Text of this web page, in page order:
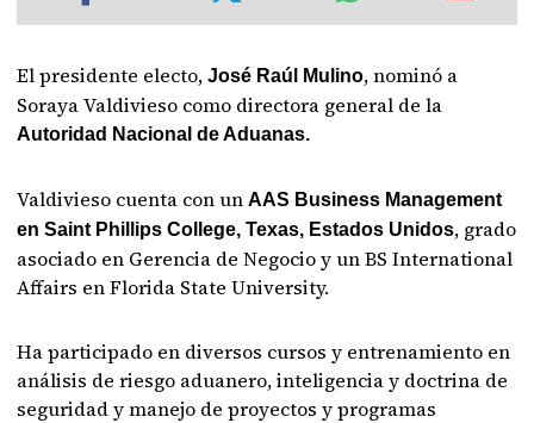
El presidente electo,José Raúl Mulino, nominó a
Soraya Valdivieso como directora general de la
Autoridad Nacional de Aduanas.
Valdivieso cuenta con unAAS Business Management
en Saint Phillips College, Texas, Estados Unidos, grado
asociado en Gerencia de Negocio y un BS International
Affairs en Florida State University.
Ha participado en diversos cursos y entrenamiento en
análisis de riesgo aduanero, inteligencia y doctrina de
seguridad y manejo de proyectos y programas